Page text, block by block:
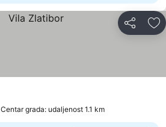
Deli
Centar grada: udaljenost 1.1 km